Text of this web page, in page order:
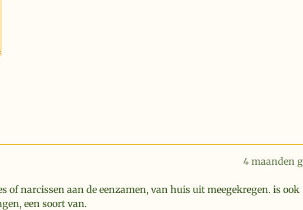
4 maanden
of narcissen aan de eenzamen, van huis uit meegekregen. is ook
een soort van.